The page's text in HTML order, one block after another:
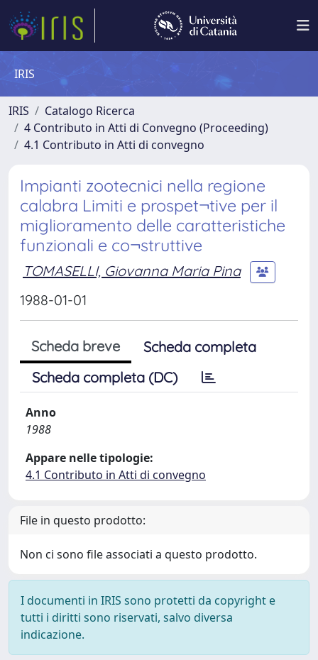
IRIS
IRIS
Catalogo Ricerca
4 Contributo in Atti di Convegno (Proceeding)
4.1 Contributo in Atti di convegno
Impianti zootecnici nella regione
calabra Limiti e prospet¬tive per il
miglioramento delle caratteristiche
funzionali e co¬struttive
TOMASELLI, Giovanna Maria Pina
1988-01-01
Scheda breve
Scheda completa
Scheda completa (DC)
Anno
1988
Appare nelle tipologie:
4.1 Contributo in Atti di convegno
File in questo prodotto:
Non ci sono file associati a questo prodotto.
I documenti in IRIS sono protetti da copyright e
tutti i diritti sono riservati, salvo diversa
indicazione.